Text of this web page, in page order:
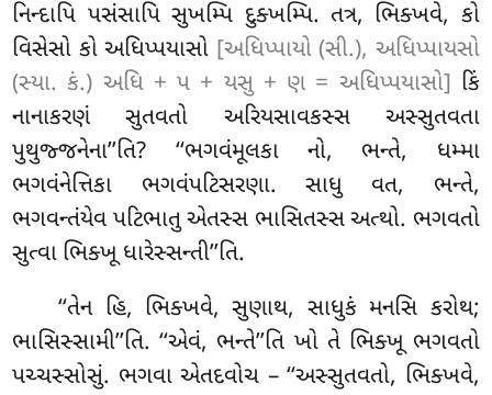
નિન્દાપિ પસંસાપિ સુખમ્પિ દુક્ખમ્પિ. તત્ર, ભિક્ખવે, કો
વિસેસો કોઅધિપ્પયાસો [અધિપ્પાયો (સી.), અધિપ્પાયસો
(સ્યા. કં.) અધિ + પ + યસુ + ણ = અધિપ્પયાસો] કિં
નાનાકરણં સુતવતો અરિયસાવકસ્સ અસ્સુતવતા
પુથુજ્જનેના’’તિ? ‘‘ભગવંમૂલકા નો, ભન્તે, ધમ્મા
ભગવંનેત્તિકા ભગવંપટિસરણા. સાધુ વત, ભન્તે,
ભગવન્તંયેવ પટિભાતુ એતસ્સ ભાસિતસ્સ અત્થો. ભગવતો
સુત્વા ભિક્ખૂ ધારેસ્સન્તી’’તિ.
‘‘તેન હિ, ભિક્ખવે, સુણાથ, સાધુકં મનસિ કરોથ;
ભાસિસ્સામી’’તિ. ‘‘એવં, ભન્તે’’તિ ખો તે ભિક્ખૂ ભગવતો
પચ્ચસ્સોસું. ભગવા એતદવોચ – ‘‘અસ્સુતવતો, ભિક્ખવે,